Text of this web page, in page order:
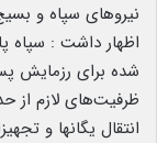
اظهار داشت : سپاه
شده برای رزمایش
انتقال یگانها و